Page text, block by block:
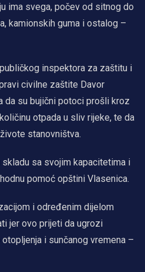
ima svega, počev od sitnog do
kamionskih guma i ostalog –
inspektora za zaštitu i
civilne zaštite Davor
da su bujični potoci prošli kroz
otpada u sliv rijeke, te da
stanovništva.
skladu sa svojim kapacitetima i
pomoć opštini Vlasenica.
i određenim dijelom
jer ovo prijeti da ugrozi
i sunčanog vremena –